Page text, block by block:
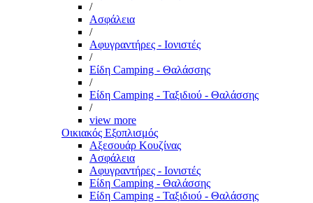
/
Ασφάλεια
/
Αφυγραντήρες - Ιονιστές
/
Είδη Camping - Θαλάσσης
/
Είδη Camping - Ταξιδιού - Θαλάσσης
/
view more
Οικιακός Εξοπλισμός
Αξεσουάρ Κουζίνας
Ασφάλεια
Αφυγραντήρες - Ιονιστές
Είδη Camping - Θαλάσσης
Είδη Camping - Ταξιδιού - Θαλάσσης